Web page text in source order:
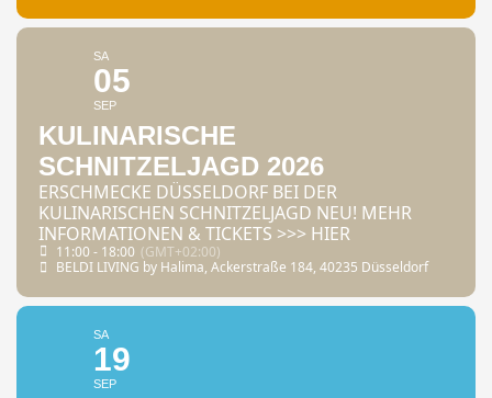
SA
05
SEP
KULINARISCHE
SCHNITZELJAGD 2026
ERSCHMECKE DÜSSELDORF BEI DER
KULINARISCHEN SCHNITZELJAGD NEU! MEHR
INFORMATIONEN & TICKETS >>> HIER
11:00 - 18:00 (GMT+02:00)
BELDI LIVING by Halima, Ackerstraße 184, 40235 Düsseldorf
SA
19
SEP